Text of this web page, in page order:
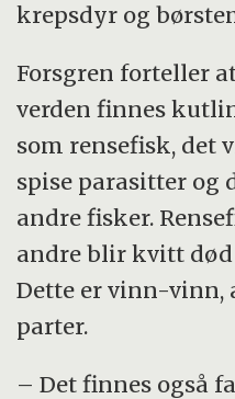
krepsdyr og
Forsgren forteller
verden finnes
som rensefisk, det
spise parasitter og
andre fisker.
andre blir kvitt
Dette er vinn-vinn,
parter.
– Det finnes også